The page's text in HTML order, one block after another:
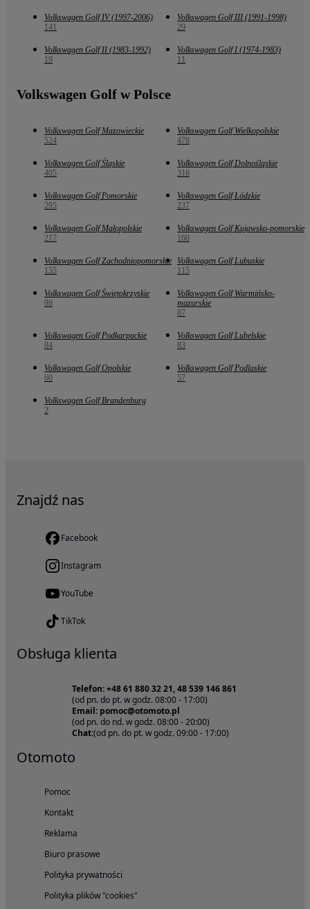
Volkswagen Golf IV (1997-2006)
141
Volkswagen Golf III (1991-1998)
29
Volkswagen Golf II (1983-1992)
19
Volkswagen Golf I (1974-1983)
11
Volkswagen Golf w Polsce
Volkswagen Golf Mazowieckie
524
Volkswagen Golf Wielkopolskie
478
Volkswagen Golf Śląskie
405
Volkswagen Golf Dolnośląskie
316
Volkswagen Golf Pomorskie
295
Volkswagen Golf Łódzkie
237
Volkswagen Golf Małopolskie
217
Volkswagen Golf Kujawsko-pomorskie
160
Volkswagen Golf Zachodniopomorskie
155
Volkswagen Golf Lubuskie
115
Volkswagen Golf Świętokrzyskie
98
Volkswagen Golf Warmińsko-
mazurskie
87
Volkswagen Golf Podkarpackie
84
Volkswagen Golf Lubelskie
83
Volkswagen Golf Opolskie
60
Volkswagen Golf Podlaskie
57
Volkswagen Golf Brandenburg
2
Znajdź nas
Facebook
Instagram
YouTube
TikTok
Obsługa klienta
Telefon: +48 61 880 32 21, 48 539 146 861
(od pn. do pt. w godz. 08:00 - 17:00)
Email: pomoc@otomoto.pl
(od pn. do nd. w godz. 08:00 - 20:00)
Chat:(od pn. do pt. w godz. 09:00 - 17:00)
Otomoto
Pomoc
Kontakt
Reklama
Biuro prasowe
Polityka prywatności
Polityka plików "cookies"